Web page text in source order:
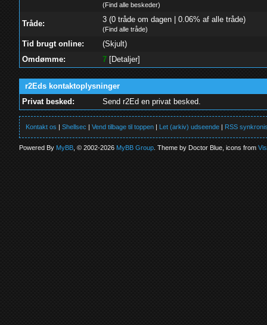
(Find alle beskeder)
Tråde: 3 (0 tråde om dagen | 0.06% af alle tråde)
(Find alle tråde)
Tid brugt online:
(Skjult)
Omdømme:
7 [Detaljer]
r2Eds kontaktoplysninger
Privat besked:
Send r2Ed en privat besked.
Kontakt os |Shellsec |Vend tilbage til toppen | Let (arkiv) udseende | RSS
Powered ByMyBB , © 2002-2026MyBB Group . Theme by Doctor Blue, icons from